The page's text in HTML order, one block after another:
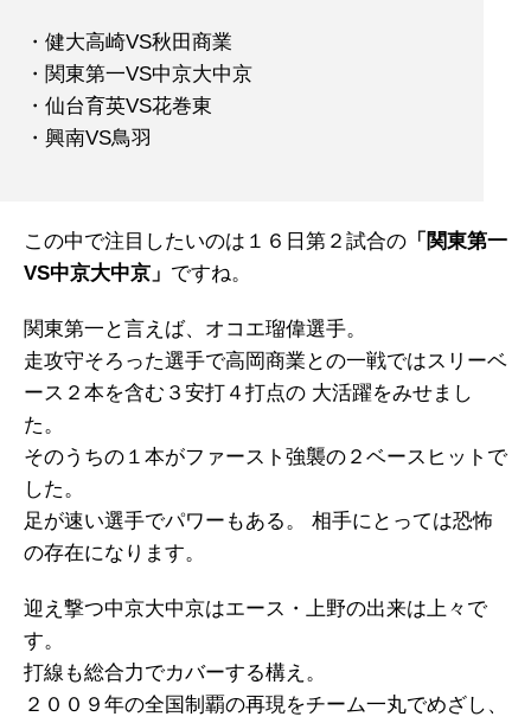
・健大高崎VS秋田商業
・関東第一VS中京大中京
・仙台育英VS花巻東
・興南VS鳥羽
この中で注目したいのは１６日第２試合の 「関東第一
VS中京大中京」 ですね。
関東第一と言えば、オコエ瑠偉選手。
走攻守そろった選手で高岡商業との一戦ではスリーベ
ース２本を含む３安打４打点の 大活躍をみせまし
た。
そのうちの１本がファースト強襲の２ベースヒットで
した。
足が速い選手でパワーもある。 相手にとっては恐怖
の存在になります。
迎え撃つ中京大中京はエース・上野の出来は上々で
す。
打線も総合力でカバーする構え。
２００９年の全国制覇の再現をチーム一丸でめざし、